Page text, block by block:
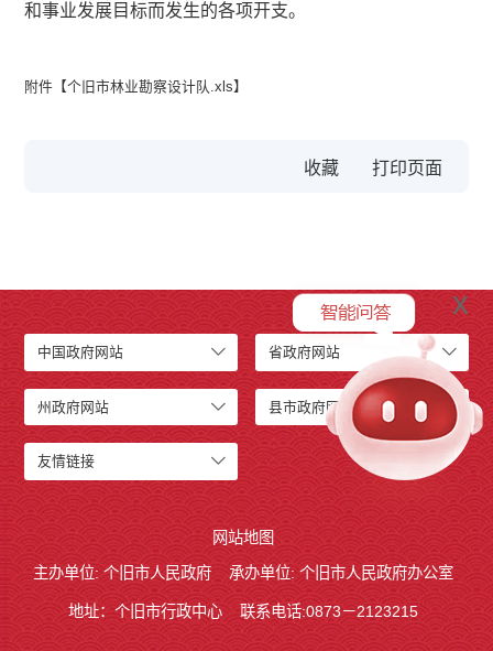
和事业发展目标而发生的各项开支。
附件【个旧市林业勘察设计队.xls】
收藏
中国政府网站 省政府网站
州政府网站 县市政府网站
友情链接
网站地图
主办单位: 个旧市人民政府
承办单位: 个旧市人民政府办公室
地址：个旧市行政中心 联系电话:0873－2123215
x